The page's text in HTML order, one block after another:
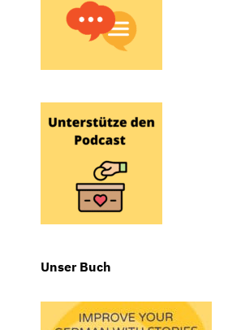
Unser Buch